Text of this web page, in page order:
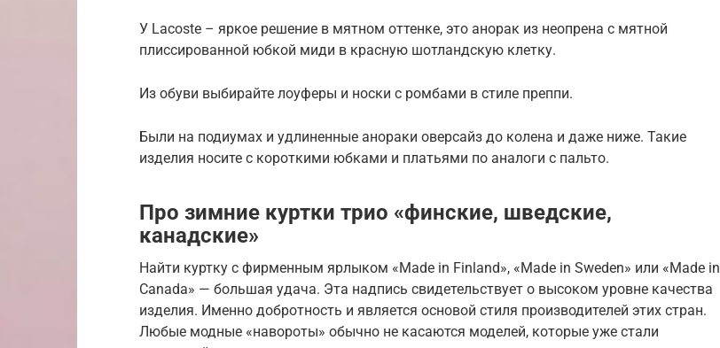
У Lacoste – яркое решение в мятном оттенке, это анорак из неопрена с мятной
плиссированной юбкой миди в красную шотландскую клетку.
Из обуви выбирайте лоуферы и носки с ромбами в стиле преппи.
Были на подиумах и удлиненные анораки оверсайз до колена и даже ниже. Такие
изделия носите с короткими юбками и платьями по аналоги с пальто.
Про зимние куртки трио «финские, шведские,
канадские»
Найти куртку с фирменным ярлыком «Made in Finland», «Made in Sweden» или «Made in
Canada» — большая удача. Эта надпись свидетельствует о высоком уровне качества
изделия. Именно добротность и является основой стиля производителей этих стран.
Любые модные «навороты» обычно не касаются моделей, которые уже стали